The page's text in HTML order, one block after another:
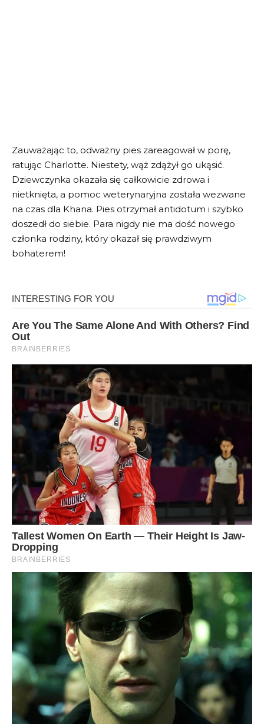
Zauważając to, odważny pies zareagował w porę,
ratując Charlotte. Niestety, wąż zdążył go ukąsić.
Dziewczynka okazała się całkowicie zdrowa i
nietknięta, a pomoc weterynaryjna została wezwane
na czas dla Khana. Pies otrzymał antidotum i szybko
doszedł do siebie. Para nigdy nie ma dość nowego
członka rodziny, który okazał się prawdziwym
bohaterem!